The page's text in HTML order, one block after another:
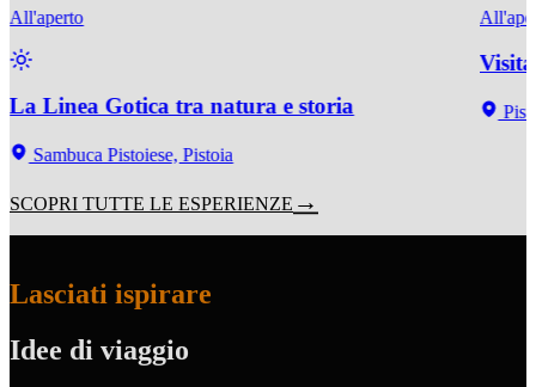
All'aperto
La Linea Gotica tra natura e storia
Sambuca Pistoiese, Pistoia
SCOPRI TUTTE LE ESPERIENZE
Lasciati ispirare
Idee di viaggio